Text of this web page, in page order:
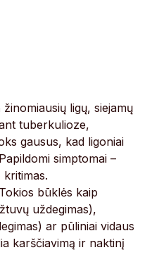
žinomiausių ligų, siejamų
tuberkulioze,
gausus, kad ligoniai
simptomai –
Tokios būklės kaip
uždegimas),
ar pūliniai vidaus
karščiavimą ir naktinį